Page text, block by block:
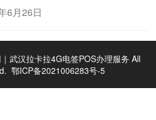
6月26日
武汉拉卡拉4G电签POS办理服务 All
鄂ICP备2021006283号-5